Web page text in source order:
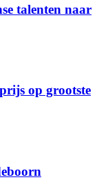
talenten naar
op grootste